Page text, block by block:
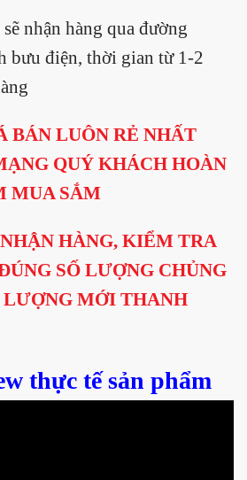
nhận hàng qua đường
bưu điện, thời gian từ 1-2
BÁN LUÔN RẺ NHẤT
QUÝ KHÁCH HOÀN
MUA SẮM
HÀNG, KIỂM TRA
SỐ LƯỢNG CHỦNG
MỚI THANH
thực tế sản phẩm